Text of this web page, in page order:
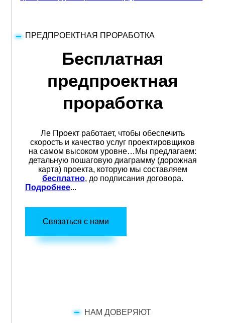
ПРЕДПРОЕКТНАЯ ПРОРАБОТКА
Бесплатная
предпроектная
проработка
Ле Проект работает, чтобы обеспечить
скорость и качество услуг проектировщиков
на самом высоком уровне…Мы предлагаем:
детальную пошаговую диаграмму (дорожная
карта) проекта, которую мы составляем
бесплатно, до подписания договора.
Подробнее...
Связаться с нами
НАМ ДОВЕРЯЮТ